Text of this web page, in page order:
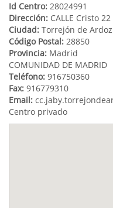
Id Centro: 28024991
Dirección: CALLE Cristo 22
Ciudad: Torrejón de Ardoz
Código Postal: 28850
Provincia: Madrid
COMUNIDAD DE MADRID
Teléfono: 916750360
Fax: 916779310
Email:
Centro privado